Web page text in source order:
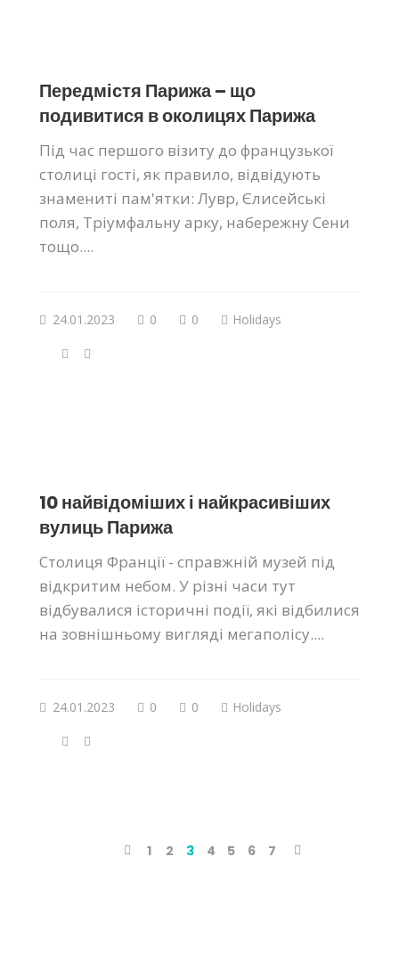
Передмістя Парижа – що
подивитися в околицях Парижа
Під час першого візиту до французької
столиці гості, як правило, відвідують
знамениті пам'ятки: Лувр, Єлисейські
поля, Тріумфальну арку, набережну Сени
тощо....
24.01.2023 0 0 Holidays
10 найвідоміших і найкрасивіших
вулиць Парижа
Столиця Франції - справжній музей під
відкритим небом. У різні часи тут
відбувалися історичні події, які відбилися
на зовнішньому вигляді мегаполісу....
24.01.2023 0 0 Holidays
1 2 3 4 5 6 7